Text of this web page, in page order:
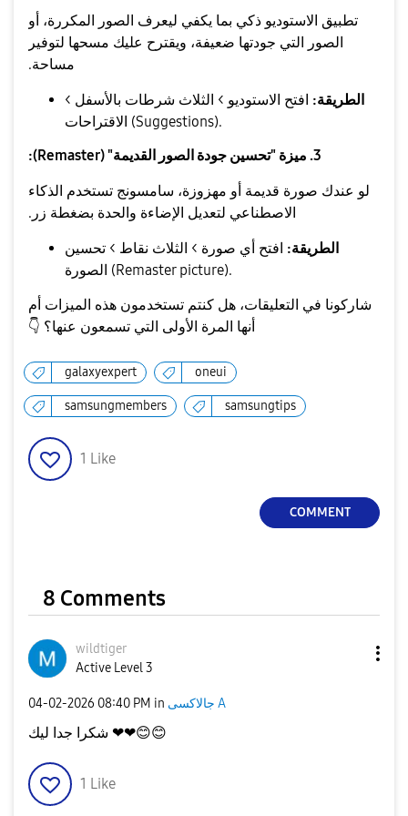
تطبيق الاستوديو ذكي بما يكفي ليعرف الصور المكررة، أو
الصور التي جودتها ضعيفة، ويقترح عليك مسحها لتوفير
مساحة.
الطريقة: افتح الاستوديو > الثلاث شرطات بالأسفل >
الاقتراحات (Suggestions).
3. ميزة "تحسين جودة الصور القديمة" (Remaster):
لو عندك صورة قديمة أو مهزوزة، سامسونج تستخدم الذكاء
الاصطناعي لتعديل الإضاءة والحدة بضغطة زر.
الطريقة: افتح أي صورة > الثلاث نقاط > تحسين
الصورة (Remaster picture).
​شاركونا في التعليقات، هل كنتم تستخدمون هذه الميزات أم
أنها المرة الأولى التي تسمعون عنها؟ 👇
galaxyexpert oneui
samsungmembers samsungtips
1 Like
COMMENT
8 Comments
wildtiger
Active Level 3
‎04-02-2026 08:40 PM in جالاكسى A
شكرا جدا ليك ❤❤😊😊
1 Like